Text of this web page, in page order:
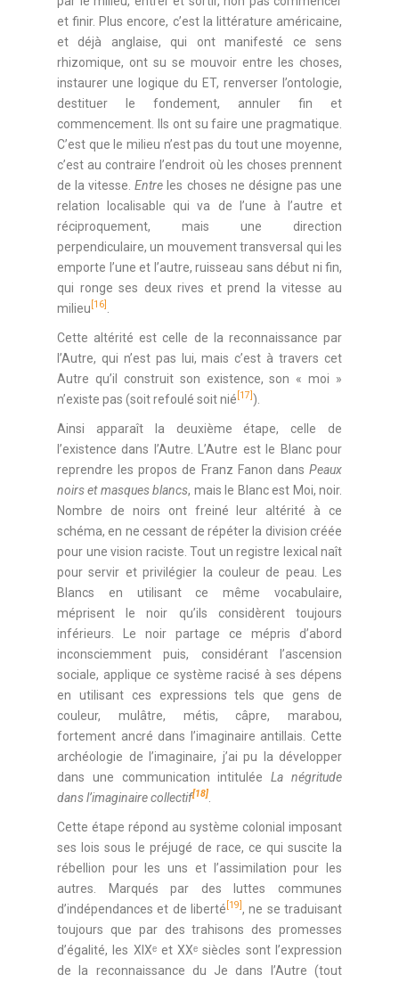
et finir. Plus encore, c’est la littérature américaine,
et déjà anglaise, qui ont manifesté ce sens
rhizomique, ont su se mouvoir entre les choses,
instaurer une logique du ET, renverser l’ontologie,
destituer le fondement, annuler fin et
commencement. Ils ont su faire une pragmatique.
C’est que le milieu n’est pas du tout une moyenne,
c’est au contraire l’endroit où les choses prennent
de la vitesse.Entre les choses ne désigne pas une
relation localisable qui va de l’une à l’autre et
réciproquement, mais une direction
perpendiculaire, un mouvement transversal qui les
emporte l’une et l’autre, ruisseau sans début ni fin,
qui ronge ses deux rives et prend la vitesse au
milieu [16]
Cette altérité est celle de la reconnaissance par
l’Autre, qui n’est pas lui, mais c’est à travers cet
Autre qu’il construit son existence, son « moi »
n’existe pas (soit refoulé soit nié [17] ).
Ainsi apparaît la deuxième étape, celle de
l’existence dans l’Autre. L’Autre est le Blanc pour
reprendre les propos de Franz Fanon dans Peaux
noirs et masques blancs, mais le Blanc est Moi, noir.
Nombre de noirs ont freiné leur altérité à ce
schéma, en ne cessant de répéter la division créée
pour une vision raciste. Tout un registre lexical naît
pour servir et privilégier la couleur de peau. Les
Blancs en utilisant ce même vocabulaire,
méprisent le noir qu’ils considèrent toujours
inférieurs. Le noir partage ce mépris d’abord
inconsciemment puis, considérant l’ascension
sociale, applique ce système racisé à ses dépens
en utilisant ces expressions tels que gens de
couleur, mulâtre, métis, câpre, marabou,
fortement ancré dans l’imaginaire antillais. Cette
archéologie de l’imaginaire, j’ai pu la développer
dans une communication intituléeLa négritude
dans l’imaginaire collectif[18]
Cette étape répond au système colonial imposant
ses lois sous le préjugé de race, ce qui suscite la
rébellion pour les uns et l’assimilation pour les
autres. Marqués par des luttes communes
d’indépendances et de liberté [19] , ne se traduisant
toujours que par des trahisons des promesses
d’égalité, les XIXᵉ et XXᵉ siècles sont l’expression
de la reconnaissance du Je dans l’Autre (tout